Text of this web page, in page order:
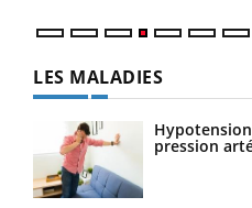
LES MALADIES
pression